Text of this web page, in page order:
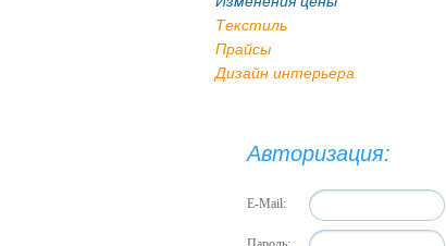
Текстиль
Прайсы
Дизайн интерьера
Авторизация:
E-Mail: